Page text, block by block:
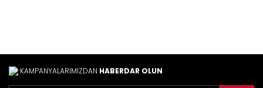
KAMPANYALARIMIZDAN HABERDAR OLUN